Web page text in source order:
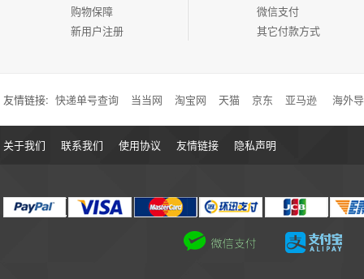
购物保障
新用户注册
微信支付
其它付款方式
友情链接: 快递单号查询 当当网 淘宝网 天猫 京东 亚马逊 海外
关于我们 联系我们 使用协议 友情链接 隐私声明